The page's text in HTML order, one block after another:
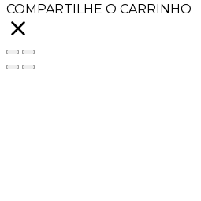
COMPARTILHE O CARRINHO